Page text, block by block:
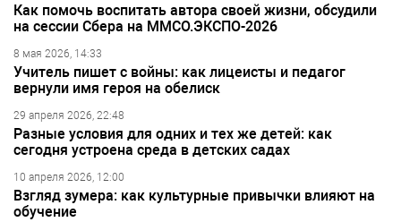
Как помочь воспитать автора своей жизни, обсудили
на сессии Сбера на ММСО.ЭКСПО-2026
8 мая 2026, 14:33
Учитель пишет с войны: как лицеисты и педагог
вернули имя героя на обелиск
29 апреля 2026, 22:48
Разные условия для одних и тех же детей: как
сегодня устроена среда в детских садах
10 апреля 2026, 12:00
Взгляд зумера: как культурные привычки влияют на
обучение